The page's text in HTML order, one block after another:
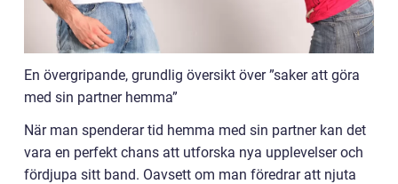
En övergripande, grundlig översikt över ”saker att göra
med sin partner hemma”
När man spenderar tid hemma med sin partner kan det
vara en perfekt chans att utforska nya upplevelser och
fördjupa sitt band. Oavsett om man föredrar att njuta